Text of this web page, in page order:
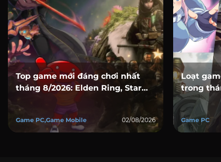
Top game mới đáng chơi nhất
tháng 8/2026: Elden Ring, Star
Wars, Marvel, Mafia và loạt bom
tấn đổ bộ
Game PC,Game Mobile 02/08/2026
Loạt
trong
Creed
sàng đổ
Game PC